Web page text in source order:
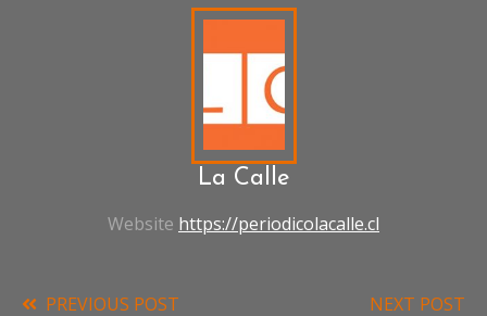
DE
PARRA
NACIONAL
DE
ARTES
DE
REPRESENTACIÓN
La Calle
Website https://periodicolacalle.cl
PREVIOUS POST NEXT POST